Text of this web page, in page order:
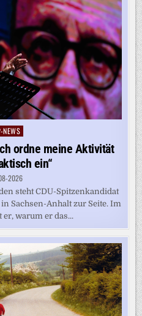
NEWS
ordne meine Aktivität
ein“
2026
steht CDU-Spitzenkandidat
Sachsen-Anhalt zur Seite. Im
warum er das...